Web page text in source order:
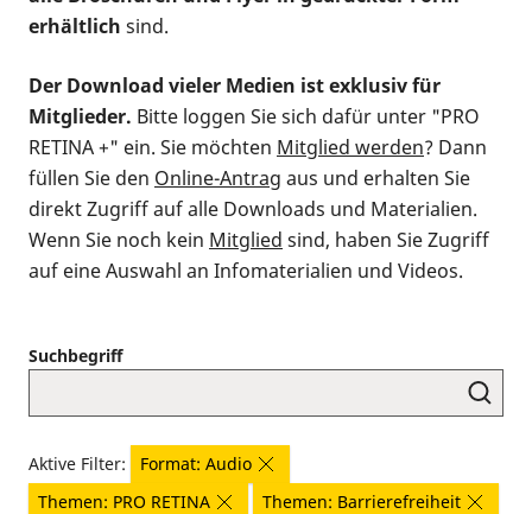
erhältlich sind.
Der Download vieler Medien ist exklusiv für
Mitglieder. Bitte loggen Sie sich dafür unter "PRO
RETINA +" ein. Sie möchten Mitglied werden? Dann
füllen Sie den Online-Antrag aus und erhalten Sie
direkt Zugriff auf alle Downloads und Materialien.
Wenn Sie noch kein Mitglied sind, haben Sie Zugriff
auf eine Auswahl an Infomaterialien und Videos.
Suchbegriff
Aktive Filter:
Format: Audio
Themen: PRO RETINA
Themen: Barrierefreiheit